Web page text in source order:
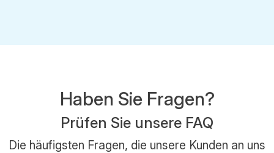
Haben Sie Fragen?
Prüfen Sie unsere FAQ
Die häufigsten Fragen, die unsere Kunden an uns